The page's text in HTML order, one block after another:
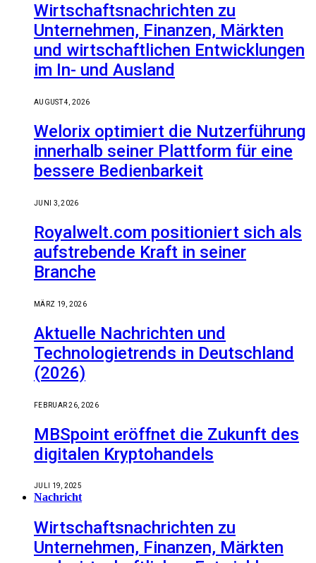
Wirtschaftsnachrichten zu
Unternehmen, Finanzen, Märkten
und wirtschaftlichen Entwicklungen
im In- und Ausland
AUGUST 4, 2026
Welorix optimiert die Nutzerführung
innerhalb seiner Plattform für eine
bessere Bedienbarkeit
JUNI 3, 2026
Royalwelt.com positioniert sich als
aufstrebende Kraft in seiner
Branche
MÄRZ 19, 2026
Aktuelle Nachrichten und
Technologietrends in Deutschland
(2026)
FEBRUAR 26, 2026
MBSpoint eröffnet die Zukunft des
digitalen Kryptohandels
JULI 19, 2025
Nachricht
Wirtschaftsnachrichten zu
Unternehmen, Finanzen, Märkten